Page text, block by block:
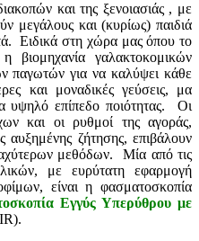
και της ξενοιασιάς , με
μεγάλους και (κυρίως) παιδιά
Ειδικά στη χώρα μας όπου το
βιομηχανία γαλακτοκομικών
παγωτών για να καλύψει κάθε
και μοναδικές γεύσεις, μα
υψηλό επίπεδο ποιότητας. Οι
και οι ρυθμοί της αγοράς,
αυξημένης ζήτησης, επιβάλουν
μεθόδων. Μία από τις
με ευρύτατη εφαρμογή
είναι η φασματοσκοπία
Εγγύς Υπερύθρου με